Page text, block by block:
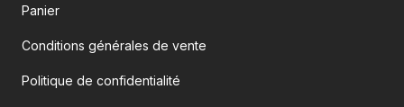
Panier
Conditions générales de vente
Politique de confidentialité